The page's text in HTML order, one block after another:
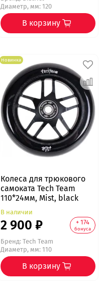
Диаметр, мм: 120
В корзину
Новинка
Колеса для трюкового
самоката Tech Team
110*24мм, Mist, black
В наличии
2 900 ₽ + 174
бонуса
Бренд:Tech Team
Диаметр, мм: 110
В корзину